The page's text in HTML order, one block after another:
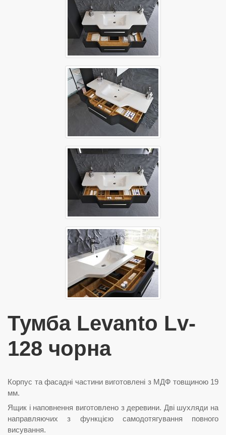
Тумба Levanto Lv-
128 чорна
Корпус та фасадні частини виготовлені з МДФ товщиною 19
мм.
Ящик і наповнення виготовлено з деревини. Дві шухляди на
направляючих з функцією самодотягування повного
висування.